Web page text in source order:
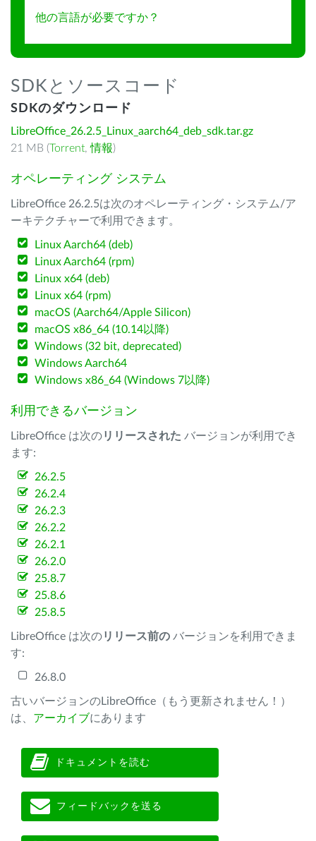
他の言語が必要ですか？
SDKとソースコード
SDKのダウンロード
LibreOffice_26.2.5_Linux_aarch64_deb_sdk.tar.gz
21 MB (Torrent,情報)
オペレーティング システム
LibreOffice 26.2.5は次のオペレーティング・システム/ア
ーキテクチャーで利用できます。
Linux Aarch64 (deb)
Linux Aarch64 (rpm)
Linux x64 (deb)
Linux x64 (rpm)
macOS (Aarch64/Apple Silicon)
macOS x86_64 (10.14以降)
Windows (32 bit, deprecated)
Windows Aarch64
Windows x86_64 (Windows 7以降)
利用できるバージョン
LibreOffice は次のリリースされた バージョンが利用でき
ます:
26.2.5
26.2.4
26.2.3
26.2.2
26.2.1
26.2.0
25.8.7
25.8.6
25.8.5
LibreOffice は次のリリース前の バージョンを利用できま
す:
26.8.0
古いバージョンのLibreOffice（もう更新されません！）
は、 アーカイブにあります
ドキュメントを読む
フィードバックを送る